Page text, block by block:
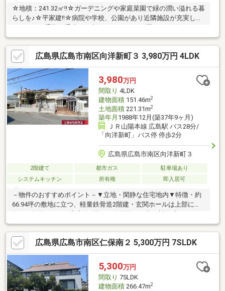
☆地積：241.32㎡!!☆ガーデニングや家庭菜園で緑の潤い溢れる暮
らしを♪☆平家建!!☆病院や学校、公園があり近隣施設が充実して
（下記参照）☆スーパー・コンビニも近くにあるため、奥様も買
い物に便利です!!☆自由な間取り変更可能です（リノベーショ
ン）!!～暮らしのinformation～☆広島大学病院まで約1400m☆県
立広島病院まで約1300m☆マツダ宇品工場まで約1700m☆大河小
学校まで約750m☆翠町中学校まで約800m☆山城町公園まで約
130m☆ファミリーマート
広島県広島市南区向洋新町３ 3,980万円 4LDK
3,980万円
間取り 4LDK
建物面積151.46m2
土地面積221.31m2
築年月 1988年12月(築37年9ヶ月)
ＪＲ山陽本線 広島駅 バス28分/
「向洋新町」バス停 停歩2分
広島県広島市南区向洋新町３
2階建て 都市ガス
駐車場あり
システムキッチン
所有権 即入居可
－物件のおすすめポイント－▼立地・閑静な住宅地内▼特徴・約
66.94坪の敷地に立つ、軽量鉄骨造2階建・玄関ホールは上部に吹
は2WAY、食洗機・勝手口付・主寝室は約12.8帖、全居室広さ6帖
以上を確保・陽当り良好な南東向きバルコニー・窓・収納付の納
戸が2階和室に隣接・カーポート有(車種による)▼周辺環境・洋光
台第三公園 徒歩2分(約90m)・広島市立向洋新町小学校 徒歩9分(約
720m)■ ご希望の住まい探しをお手伝いします ━━━━━・・・
物件の詳細・ご相談はお気軽にお問い合わせください。
広島県広島市南区仁保南２ 5,300万円 7SLDK
5,300万円
間取り 7SLDK
建物面積266.47m2